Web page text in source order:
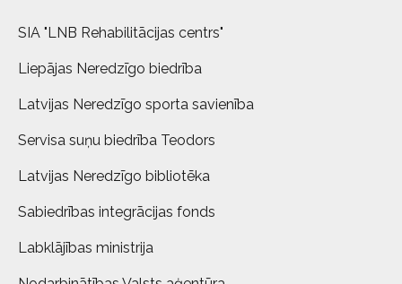
SIA "LNB Rehabilitācijas centrs"
Liepājas Neredzīgo biedrība
Latvijas Neredzīgo sporta savienība
Servisa suņu biedrība Teodors
Latvijas Neredzīgo bibliotēka
Sabiedrības integrācijas fonds
Labklājības ministrija